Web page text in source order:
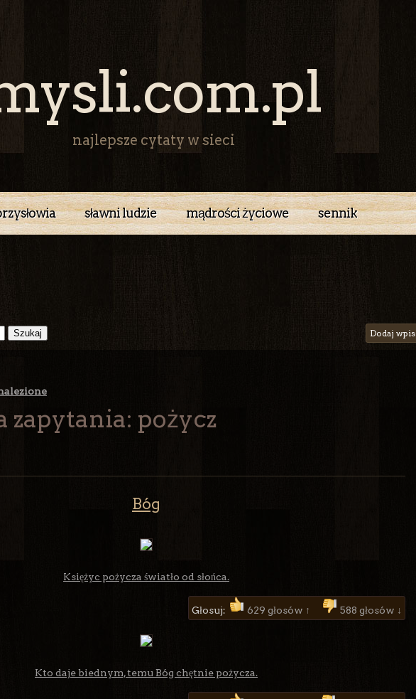
najlepsze cytaty w sieci
sławni ludzie mądrości życiowe sennik
Dodaj wpis
zapytania: pożycz
Bóg
Księżyc pożycza światło od słońca.
Głosuj: 629 głosów ↑ 588 głosów ↓
Kto daje biednym, temu Bóg chętnie pożycza.